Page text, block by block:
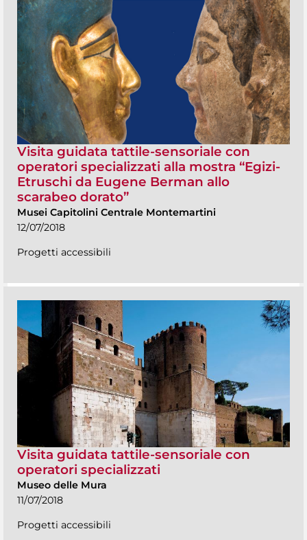
Visita guidata tattile-sensoriale con
operatori specializzati alla mostra “Egizi-
Etruschi da Eugene Berman allo
scarabeo dorato”
Musei Capitolini Centrale Montemartini
12/07/2018
Progetti accessibili
Visita guidata tattile-sensoriale con
operatori specializzati
Museo delle Mura
11/07/2018
Progetti accessibili